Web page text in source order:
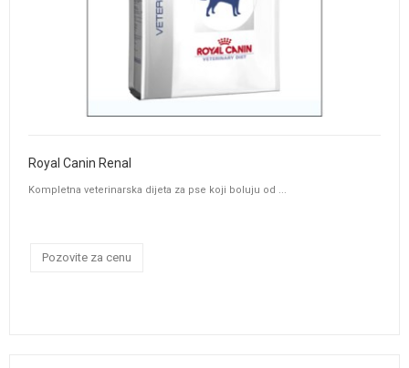
Royal Canin Renal
Kompletna veterinarska dijeta za pse koji boluju od ...
Pozovite za cenu